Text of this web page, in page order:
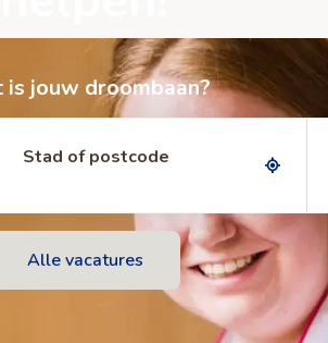
is jouw droombaan?
Stad of postcode
Alle vacatures